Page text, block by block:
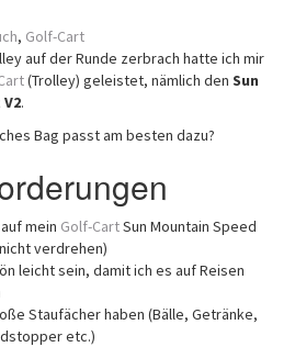
n
, Golf-Cart
auf der Runde zerbrach hatte ich mir
(Trolley) geleistet, nämlich den Sun
.
Bag passt am besten dazu?
mein Golf-CartSun Mountain Speed
verdrehen)
leicht sein, damit ich es auf Reisen
Staufächer haben (Bälle, Getränke,
etc.)